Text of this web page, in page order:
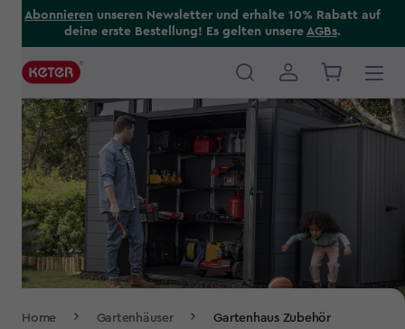
Abonnieren unseren Newsletter und erhalte 10% Rabatt auf
deine erste Bestellung! Es gelten unsere AGBs.
Main
navigation
Navigation
Home Gartenhäuser Gartenhaus Zubehör